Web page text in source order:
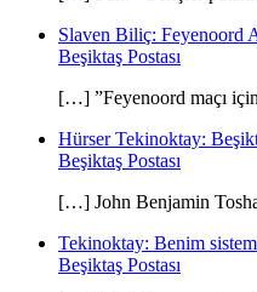
Slaven Biliç: Feyenoord
Beşiktaş Postası
[…] ”Feyenoord maçı
Hürser Tekinoktay:
Beşiktaş Postası
[…] John Benjamin
Tekinoktay: Benim
Beşiktaş Postası